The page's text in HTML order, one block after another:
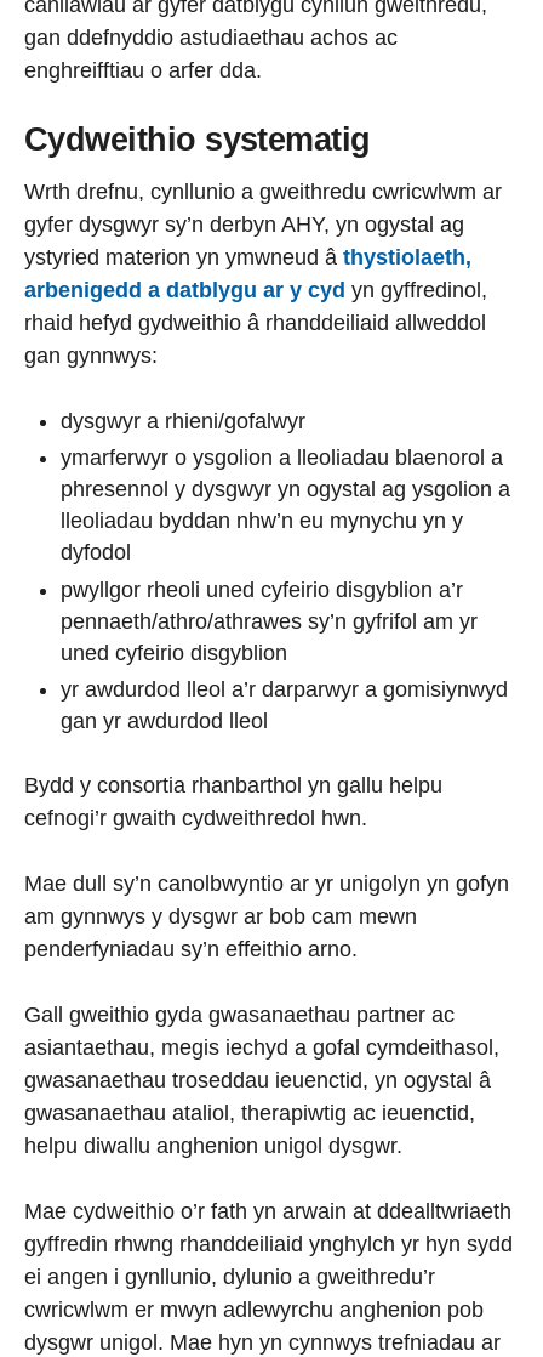
canllawiau ar gyfer datblygu cynllun gweithredu,
gan ddefnyddio astudiaethau achos ac
enghreifftiau o arfer dda.
Cydweithio systematig
Wrth drefnu, cynllunio a gweithredu cwricwlwm ar
gyfer dysgwyr sy’n derbyn AHY, yn ogystal ag
ystyried materion yn ymwneud â thystiolaeth,
arbenigedd a datblygu ar y cyd yn gyffredinol,
rhaid hefyd gydweithio â rhanddeiliaid allweddol
gan gynnwys:
dysgwyr a rhieni/gofalwyr
ymarferwyr o ysgolion a lleoliadau blaenorol a
phresennol y dysgwyr yn ogystal ag ysgolion a
lleoliadau byddan nhw’n eu mynychu yn y
dyfodol
pwyllgor rheoli uned cyfeirio disgyblion a’r
pennaeth/athro/athrawes sy’n gyfrifol am yr
uned cyfeirio disgyblion
yr awdurdod lleol a’r darparwyr a gomisiynwyd
gan yr awdurdod lleol
Bydd y consortia rhanbarthol yn gallu helpu
cefnogi’r gwaith cydweithredol hwn.
Mae dull sy’n canolbwyntio ar yr unigolyn yn gofyn
am gynnwys y dysgwr ar bob cam mewn
penderfyniadau sy’n effeithio arno.
Gall gweithio gyda gwasanaethau partner ac
asiantaethau, megis iechyd a gofal cymdeithasol,
gwasanaethau troseddau ieuenctid, yn ogystal â
gwasanaethau ataliol, therapiwtig ac ieuenctid,
helpu diwallu anghenion unigol dysgwr.
Mae cydweithio o’r fath yn arwain at ddealltwriaeth
gyffredin rhwng rhanddeiliaid ynghylch yr hyn sydd
ei angen i gynllunio, dylunio a gweithredu’r
cwricwlwm er mwyn adlewyrchu anghenion pob
dysgwr unigol. Mae hyn yn cynnwys trefniadau ar